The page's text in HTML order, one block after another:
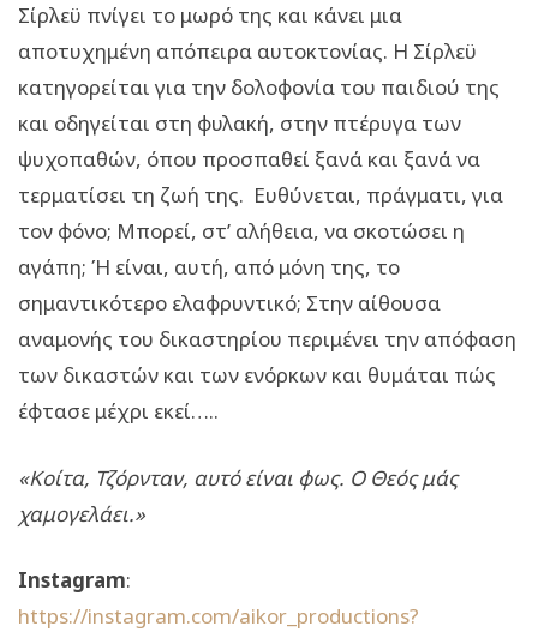
Σίρλεϋ πνίγει το μωρό της και κάνει μια
αποτυχημένη απόπειρα αυτοκτονίας. Η Σίρλεϋ
κατηγορείται για την δολοφονία του παιδιού της
και οδηγείται στη φυλακή, στην πτέρυγα των
ψυχοπαθών, όπου προσπαθεί ξανά και ξανά να
τερματίσει τη ζωή της. Ευθύνεται, πράγματι, για
τον φόνο; Μπορεί, στ’ αλήθεια, να σκοτώσει η
αγάπη; Ή είναι, αυτή, από μόνη της, το
σημαντικότερο ελαφρυντικό; Στην αίθουσα
αναμονής του δικαστηρίου περιμένει την απόφαση
των δικαστών και των ενόρκων και θυμάται πώς
έφτασε μέχρι εκεί…..
«Κοίτα, Τζόρνταν, αυτό είναι φως. Ο Θεός μάς
χαμογελάει.»
Instagram:
https://instagram.com/aikor_productions?